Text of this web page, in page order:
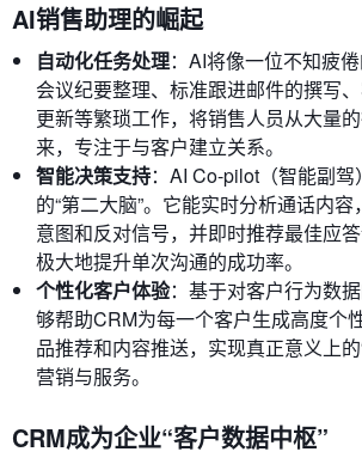
AI销售助理的崛起
自动化任务处理：AI将像一位不知疲
会议纪要整理、标准跟进邮件的撰写
更新等繁琐工作，将销售人员从大量
来，专注于与客户建立关系。
智能决策支持：AI Co-pilot（智能副
的“第二大脑”。它能实时分析通话内
意图和反对信号，并即时推荐最佳应答
极大地提升单次沟通的成功率。
个性化客户体验：基于对客户行为数
够帮助CRM为每一个客户生成高度个
品推荐和内容推送，实现真正意义上
营销与服务。
CRM成为企业“客户数据中枢”